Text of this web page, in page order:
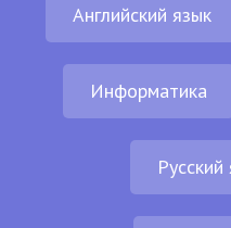
Английский язык
Информатика